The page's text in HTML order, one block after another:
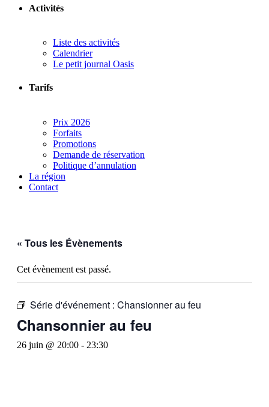
Activités
Liste des activités
Calendrier
Le petit journal Oasis
Tarifs
Prix 2026
Forfaits
Promotions
Demande de réservation
Politique d’annulation
La région
Contact
« Tous les Évènements
Cet évènement est passé.
Série d'événement : Chansionner au feu
Chansonnier au feu
26 juin @ 20:00 - 23:30